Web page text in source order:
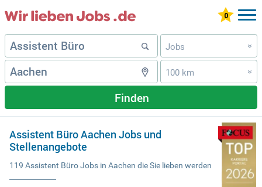
Jobs »
100 km »
Finden
Assistent Büro Aachen Jobs und
Stellenangebote
119 Assistent Büro Jobs in Aachen die Sie lieben werden